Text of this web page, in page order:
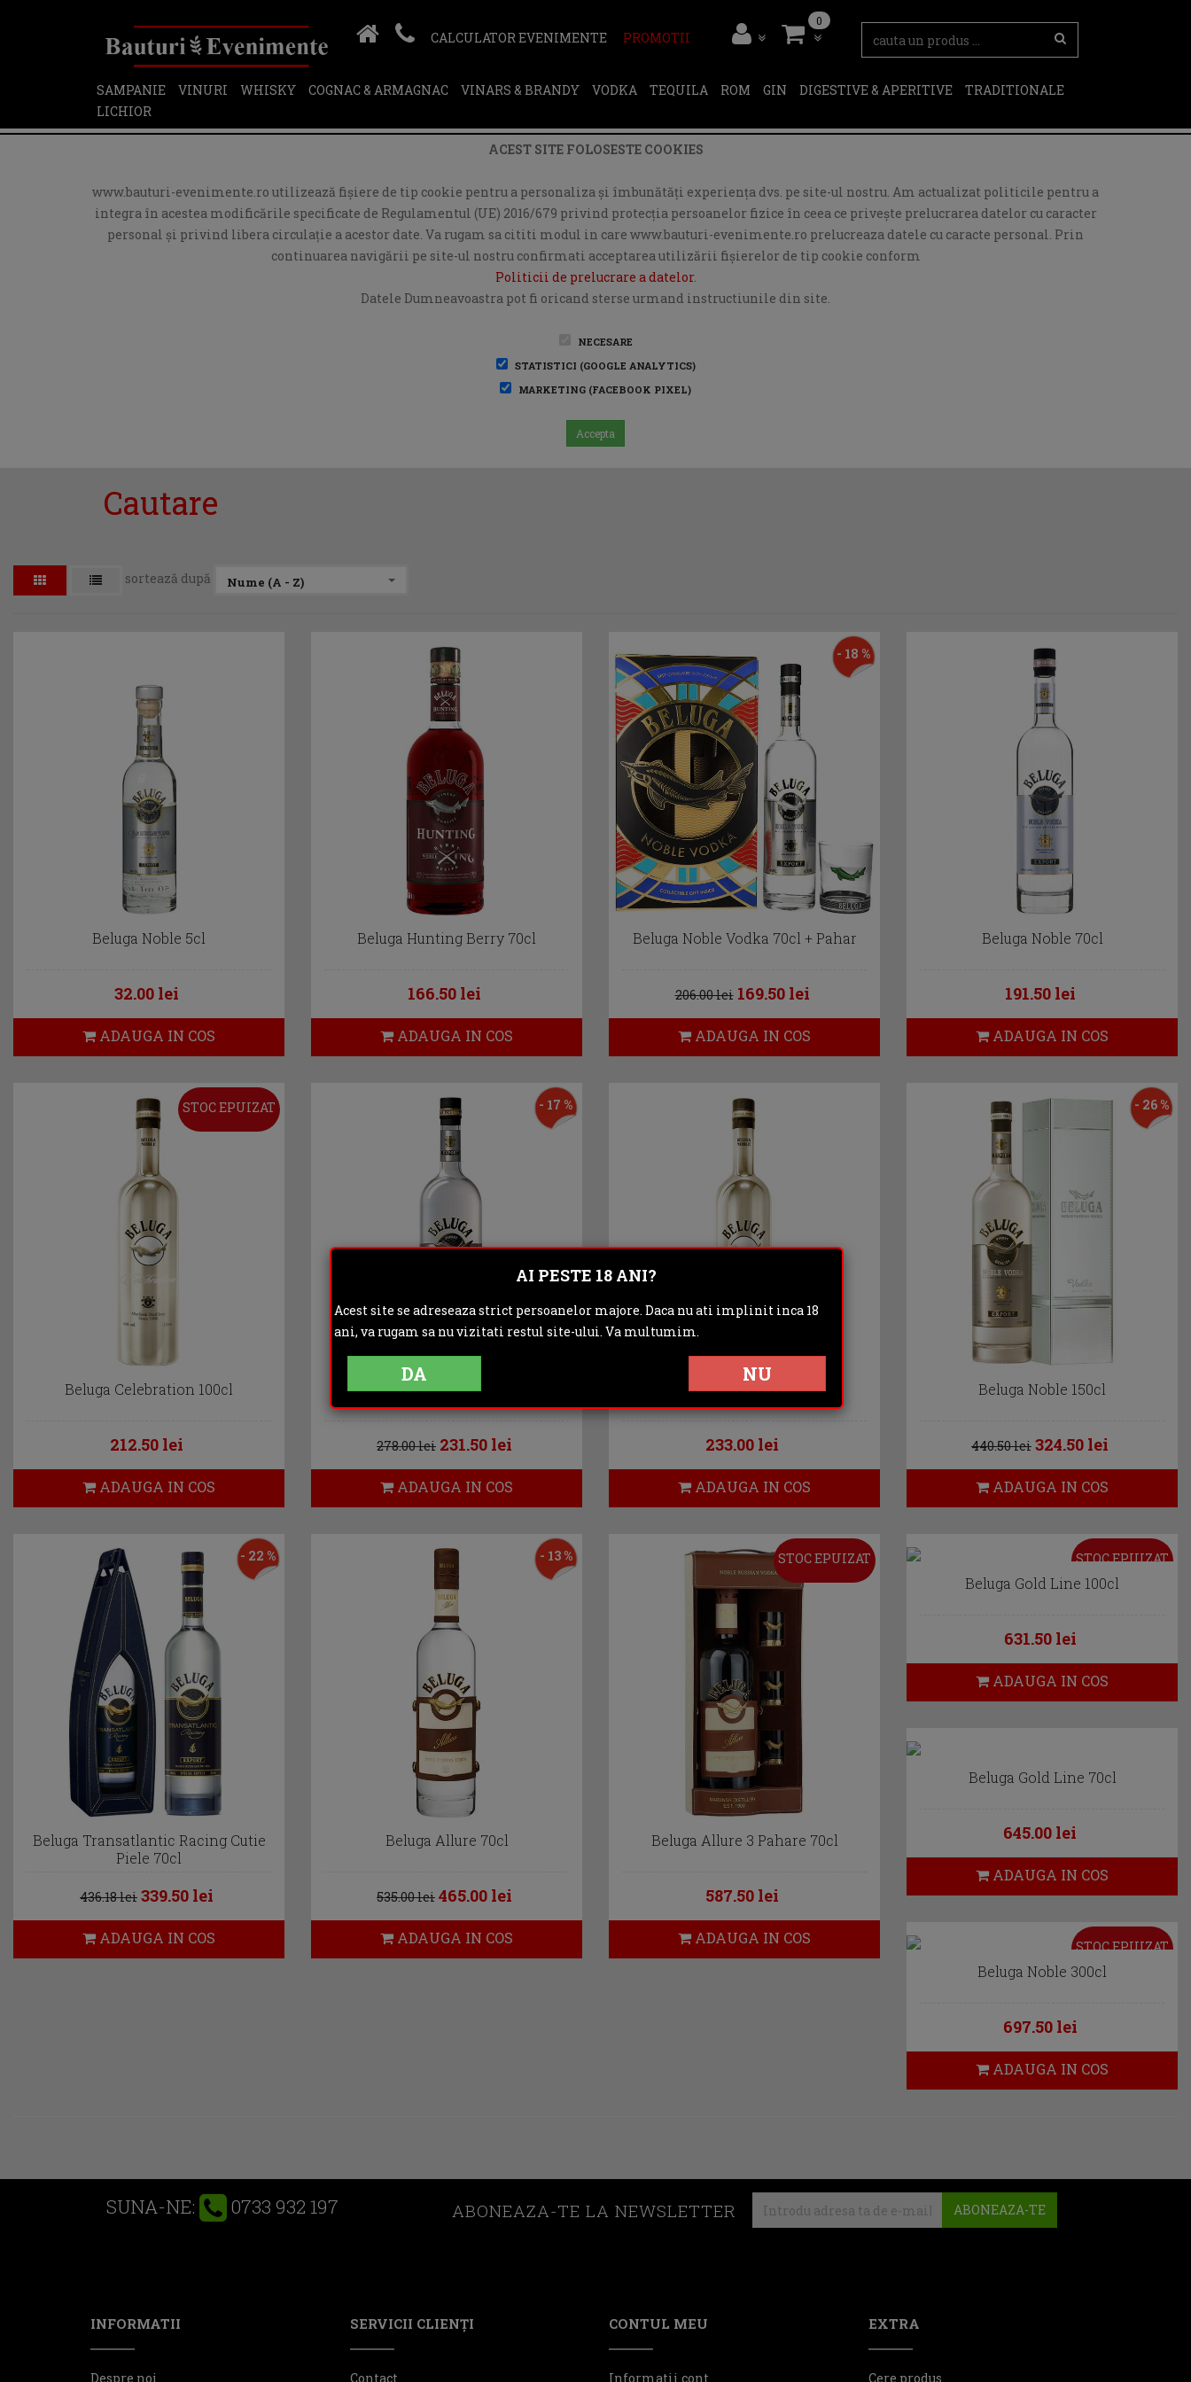
CALCULATOR EVENIMENTE PROMOTII
0
SAMPANIE VINURI WHISKY COGNAC & ARMAGNAC VINARS & BRANDY VODKA TEQUILA ROM GIN DIGESTIVE & APERITIVE
TRADITIONALE
LICHIOR
ACEST SITE FOLOSESTE COOKIES
www.bauturi-evenimente.ro utilizează fişiere de tip cookie pentru a personaliza și îmbunătăți experiența dvs. pe site-ul nostru. Am actualizat politicile pentru a
integra în acestea modificările specificate de Regulamentul (UE) 2016/679 privind protecția persoanelor fizice în ceea ce privește prelucrarea datelor cu caracter
personal și privind libera circulație a acestor date. Va rugam sa cititi modul in care www.bauturi-evenimente.ro prelucreaza datele cu caracte personal. Prin
continuarea navigării pe site-ul nostru confirmati acceptarea utilizării fişierelor de tip cookie conform
Politicii de prelucrare a datelor.
Datele Dumneavoastra pot fi oricand sterse urmand instructiunile din site.
NECESARE
STATISTICI (GOOGLE ANALYTICS)
MARKETING (FACEBOOK PIXEL)
Accepta
Cautare
sortează după Nume (A - Z)
Beluga Noble 5cl
32.00 lei
ADAUGA IN COS
Beluga Hunting Berry 70cl
166.50 lei
ADAUGA IN COS
- 18 %
Beluga Noble Vodka 70cl + Pahar
206.00 lei 169.50 lei
ADAUGA IN COS
Beluga Noble 70cl
191.50 lei
ADAUGA IN COS
STOC EPUIZAT
Beluga Celebration 100cl
212.50 lei
ADAUGA IN COS
- 17 %
Beluga Noble 100cl
278.00 lei 231.50 lei
ADAUGA IN COS
Beluga Celebration 70cl
233.00 lei
ADAUGA IN COS
- 26 %
Beluga Noble 150cl
440.50 lei 324.50 lei
ADAUGA IN COS
- 22 %
Beluga Transatlantic Racing Cutie
Piele 70cl
436.18 lei 339.50 lei
ADAUGA IN COS
- 13 %
Beluga Allure 70cl
535.00 lei 465.00 lei
ADAUGA IN COS
STOC EPUIZAT
Beluga Allure 3 Pahare 70cl
587.50 lei
ADAUGA IN COS
STOC EPUIZAT
Beluga Gold Line 100cl
631.50 lei
ADAUGA IN COS
Beluga Gold Line 70cl
645.00 lei
ADAUGA IN COS
STOC EPUIZAT
Beluga Noble 300cl
697.50 lei
ADAUGA IN COS
SUNA-NE: 0733 932 197 ABONEAZA-TE LA NEWSLETTER ABONEAZA-TE
INFORMATII
Despre noi
SERVICII CLIENŢI
Contact
CONTUL MEU
Informatii cont
EXTRA
Cere produs
AI PESTE 18 ANI?
Acest site se adreseaza strict persoanelor majore. Daca nu ati implinit inca 18
ani, va rugam sa nu vizitati restul site-ului. Va multumim.
DA NU